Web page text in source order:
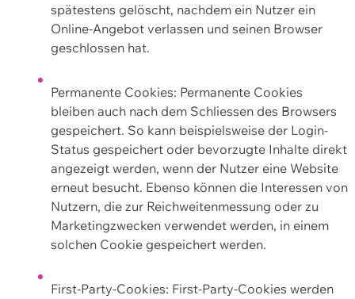
spätestens gelöscht, nachdem ein Nutzer ein
Online-Angebot verlassen und seinen Browser
geschlossen hat.
Permanente Cookies: Permanente Cookies
bleiben auch nach dem Schliessen des Browsers
gespeichert. So kann beispielsweise der Login-
Status gespeichert oder bevorzugte Inhalte direkt
angezeigt werden, wenn der Nutzer eine Website
erneut besucht. Ebenso können die Interessen von
Nutzern, die zur Reichweitenmessung oder zu
Marketingzwecken verwendet werden, in einem
solchen Cookie gespeichert werden.
First-Party-Cookies: First-Party-Cookies werden